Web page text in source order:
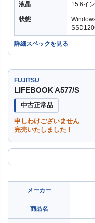
液晶 15.6イ
状態
詳細スペックを見る
FUJITSU
LIFEBOOK A577/S
中古正常品
申しわけございません
完売いたしました！
メーカー
商品名